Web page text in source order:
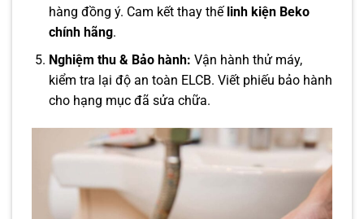
hàng đồng ý. Cam kết thay thế linh kiện Beko
chính hãng.
Nghiệm thu & Bảo hành: Vận hành thử máy,
kiểm tra lại độ an toàn ELCB. Viết phiếu bảo hành
cho hạng mục đã sửa chữa.